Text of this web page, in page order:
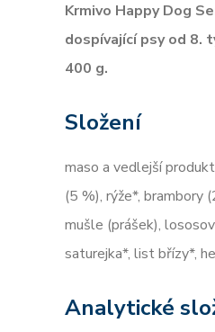
Krmivo Happy Dog
dospívající psy od 8.
400 g.
Složení
maso a vedlejší
(5 %), rýže*, brambory
mušle (prášek),
saturejka*, list břízy*,
Analytické